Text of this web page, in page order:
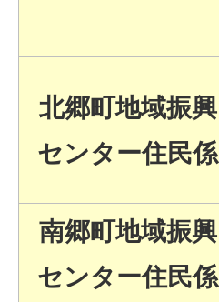
北郷町地域振興
センター住民係
南郷町地域振興
センター住民係